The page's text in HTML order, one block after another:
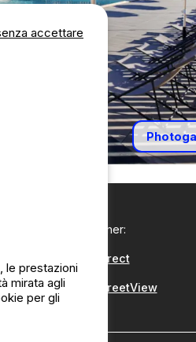
I nostri partner:
CampingDirect
CampingStreetView
accettare
le prestazioni
mirata agli
per gli